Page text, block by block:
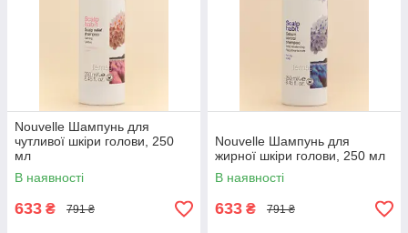
Nouvelle Шампунь для
чутливої шкіри голови, 250
мл
В наявності
633 ₴ 791 ₴
Nouvelle Шампунь для
жирної шкіри голови, 250 мл
В наявності
633 ₴ 791 ₴